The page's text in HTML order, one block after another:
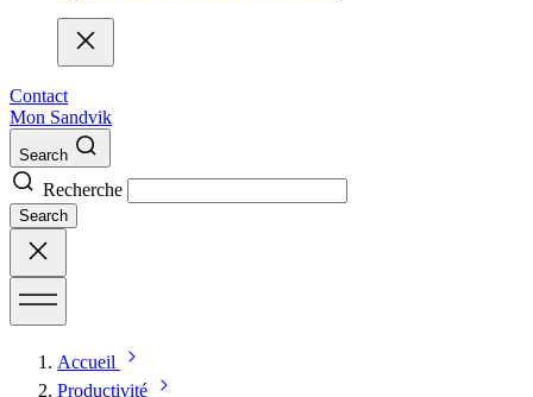
Contact
Mon Sandvik
Search
Recherche
Search
Accueil
Productivité